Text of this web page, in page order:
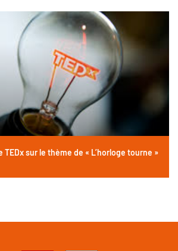
TEDx sur le thème de « L’horloge tourne »